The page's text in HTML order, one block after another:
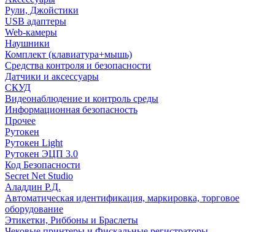
Рули, Джойстики
USB адаптеры
Web-камеры
Наушники
Комплект (клавиатура+мышь)
Средства контроля и безопасности
Датчики и аксессуары
СКУД
Видеонаблюдение и контроль среды
Информационная безопасность
Прочее
Рутокен
Рутокен Light
Рутокен ЭЦП 3.0
Код Безопасности
Secret Net Studio
Аладдин Р.Д.
Автоматическая идентификация, маркировка, торговое
оборудование
Этикетки, Риббоны и Браслеты